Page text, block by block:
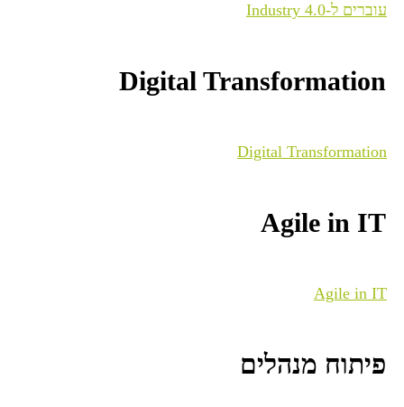
עוברים ל-Industry 4.0
Digital Transformation
Digital Transformation
Agile in IT
Agile in IT
פיתוח מנהלים